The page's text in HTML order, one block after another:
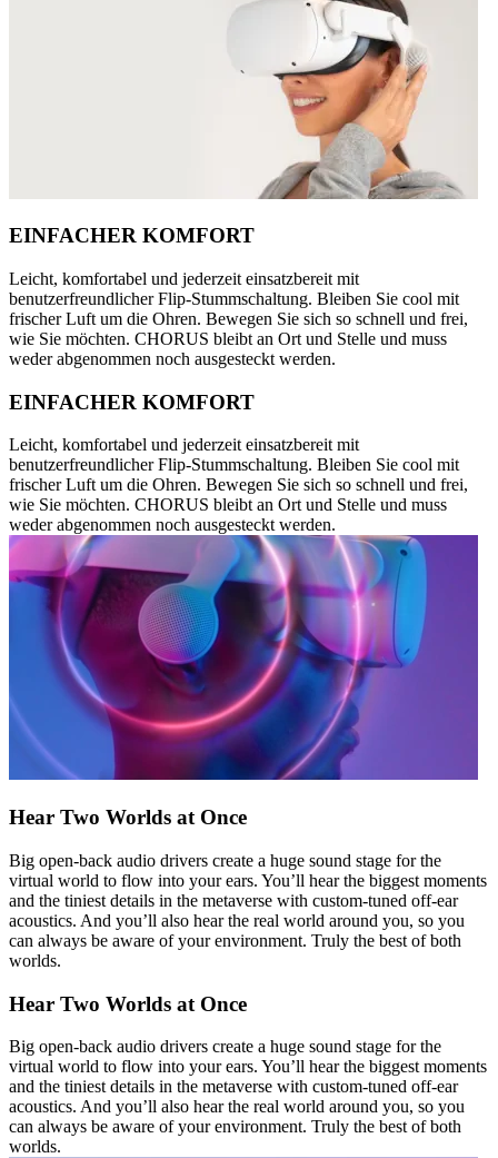
EINFACHER KOMFORT
Leicht, komfortabel und jederzeit einsatzbereit mit
benutzerfreundlicher Flip-Stummschaltung. Bleiben Sie cool mit
frischer Luft um die Ohren. Bewegen Sie sich so schnell und frei,
wie Sie möchten. CHORUS bleibt an Ort und Stelle und muss
weder abgenommen noch ausgesteckt werden.
EINFACHER KOMFORT
Leicht, komfortabel und jederzeit einsatzbereit mit
benutzerfreundlicher Flip-Stummschaltung. Bleiben Sie cool mit
frischer Luft um die Ohren. Bewegen Sie sich so schnell und frei,
wie Sie möchten. CHORUS bleibt an Ort und Stelle und muss
weder abgenommen noch ausgesteckt werden.
Hear Two Worlds at Once
Big open-back audio drivers create a huge sound stage for the
virtual world to flow into your ears. You’ll hear the biggest moments
and the tiniest details in the metaverse with custom-tuned off-ear
acoustics. And you’ll also hear the real world around you, so you
can always be aware of your environment. Truly the best of both
worlds.
Hear Two Worlds at Once
Big open-back audio drivers create a huge sound stage for the
virtual world to flow into your ears. You’ll hear the biggest moments
and the tiniest details in the metaverse with custom-tuned off-ear
acoustics. And you’ll also hear the real world around you, so you
can always be aware of your environment. Truly the best of both
worlds.